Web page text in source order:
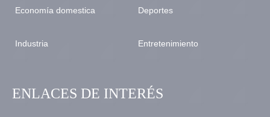
Economía domestica
Industria
Deportes
Entretenimiento
ENLACES DE INTERÉS